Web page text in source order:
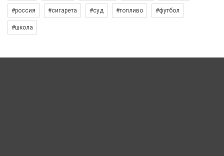
#россия #сигарета #суд #топливо #футбол
#школа